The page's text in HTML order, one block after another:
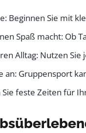
Beginnen Sie mit
Spaß macht: Ob
Alltag: Nutzen
an: Gruppensport
feste Zeiten für